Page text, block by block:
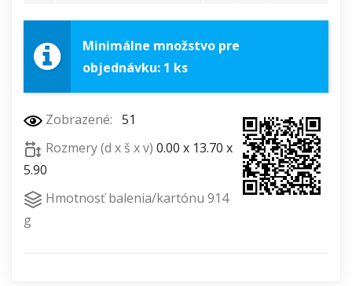
Minimálne množstvo pre
objednávku: 1 ks
Zobrazené: 51
Rozmery (d x š x v) 0.00 x 13.70 x
5.90
Hmotnosť balenia/kartónu 914
g